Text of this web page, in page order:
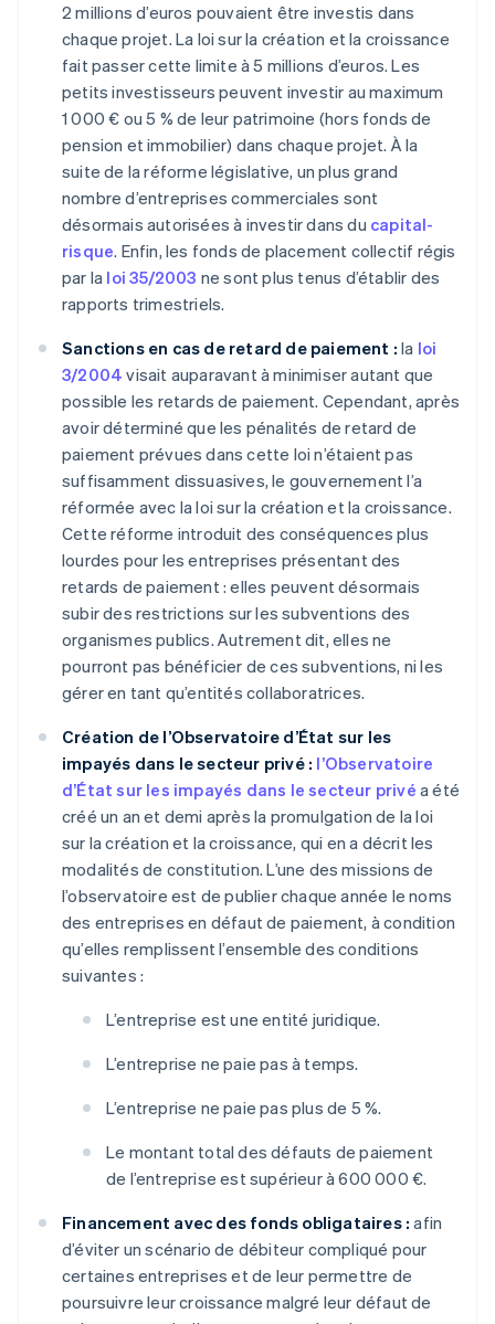
2 millions d’euros pouvaient être investis dans
chaque projet. La loi sur la création et la croissance
fait passer cette limite à 5 millions d’euros. Les
petits investisseurs peuvent investir au maximum
1 000 € ou 5 % de leur patrimoine (hors fonds de
pension et immobilier) dans chaque projet. À la
suite de la réforme législative, un plus grand
nombre d’entreprises commerciales sont
désormais autorisées à investir dans du capital-
risque. Enfin, les fonds de placement collectif régis
par la loi 35/2003 ne sont plus tenus d’établir des
rapports trimestriels.
Sanctions en cas de retard de paiement : la loi
3/2004 visait auparavant à minimiser autant que
possible les retards de paiement. Cependant, après
avoir déterminé que les pénalités de retard de
paiement prévues dans cette loi n’étaient pas
suffisamment dissuasives, le gouvernement l’a
réformée avec la loi sur la création et la croissance.
Cette réforme introduit des conséquences plus
lourdes pour les entreprises présentant des
retards de paiement : elles peuvent désormais
subir des restrictions sur les subventions des
organismes publics. Autrement dit, elles ne
pourront pas bénéficier de ces subventions, ni les
gérer en tant qu’entités collaboratrices.
Création de l’Observatoire d’État sur les
impayés dans le secteur privé : l’Observatoire
d’État sur les impayés dans le secteur privé a été
créé un an et demi après la promulgation de la loi
sur la création et la croissance, qui en a décrit les
modalités de constitution. L’une des missions de
l’observatoire est de publier chaque année le noms
des entreprises en défaut de paiement, à condition
qu’elles remplissent l’ensemble des conditions
suivantes :
L’entreprise est une entité juridique.
L’entreprise ne paie pas à temps.
L’entreprise ne paie pas plus de 5 %.
Le montant total des défauts de paiement
de l’entreprise est supérieur à 600 000 €.
Financement avec des fonds obligataires : afin
d’éviter un scénario de débiteur compliqué pour
certaines entreprises et de leur permettre de
poursuivre leur croissance malgré leur défaut de